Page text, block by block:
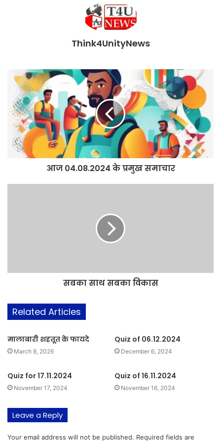
Think4UnityNews
आज 04.08.2024 के प्रमुख समाचार
सबका साथ सबका विकास
Related Articles
मालाबारी शहतूत के फायदे
March 8, 2026
Quiz of 06.12.2024
December 6, 2024
Quiz for 17.11.2024
November 17, 2024
Quiz of 16.11.2024
November 16, 2024
Leave a Reply
Your email address will not be published. Required fields are